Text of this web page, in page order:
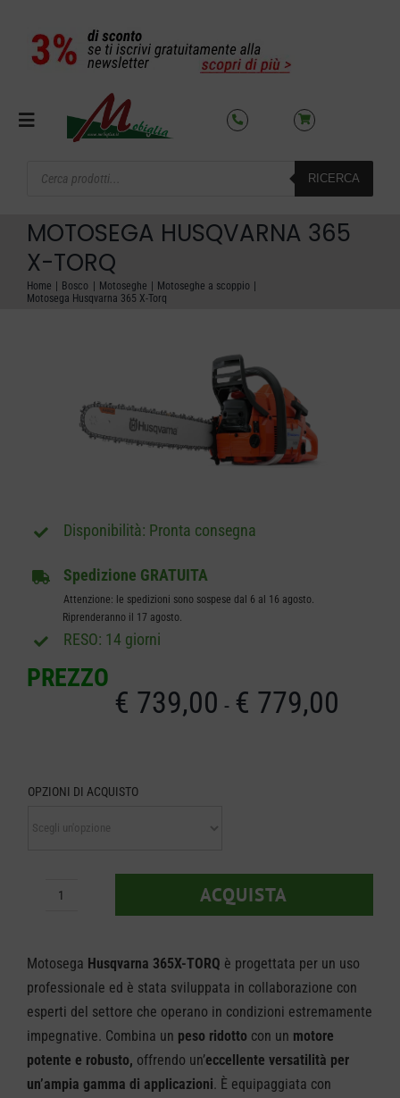
contenuto
Toggle
OFFERTE DEL MESE
CARRELLO
search
RICERCA
MOTOSEGA HUSQVARNA 365
X-TORQ
Home Bosco Motoseghe
Motoseghe a scoppio
Motosega Husqvarna 365 X-Torq
Pronta consegna
Spedizione GRATUITA
Attenzione: le spedizioni sono sospese dal 6 al 16 agosto.
Riprenderanno il 17 agosto.
RESO: 14 giorni
PREZZO
€ 739,00 - € 779,00
OPZIONI DI ACQUISTO
365
X-
Torq
quantità
ACQUISTA
Motosega Husqvarna 365X-TORQ è progettata per un uso
professionale ed è stata sviluppata in collaborazione con
esperti del settore che operano in condizioni estremamente
impegnative. Combina un peso ridottocon un motore
potente e robusto, offrendo un’eccellente versatilità per
un’ampia gamma di applicazioni. È equipaggiata con